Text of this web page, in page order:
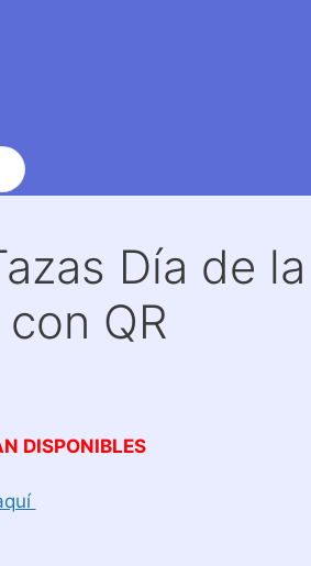
Día de la
QR
DISPONIBLES